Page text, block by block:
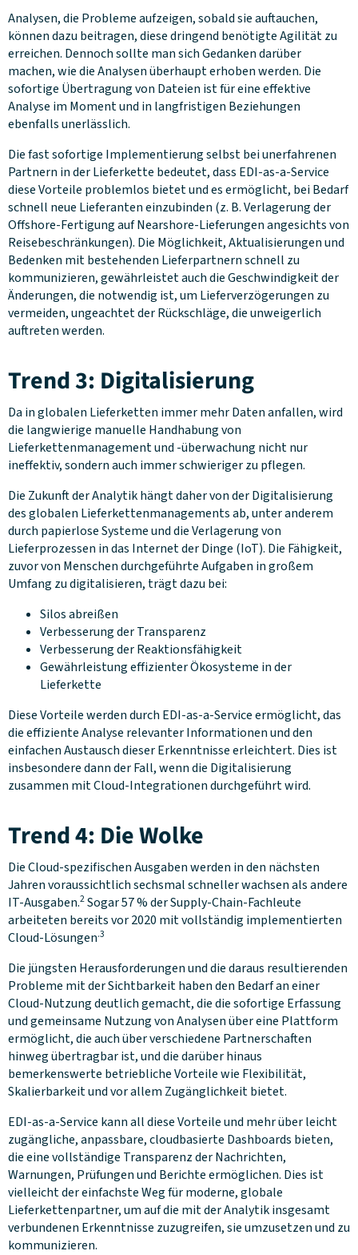
Analysen, die Probleme aufzeigen, sobald sie auftauchen,
können dazu beitragen, diese dringend benötigte Agilität zu
erreichen. Dennoch sollte man sich Gedanken darüber
machen, wie die Analysen überhaupt erhoben werden. Die
sofortige Übertragung von Dateien ist für eine effektive
Analyse im Moment und in langfristigen Beziehungen
ebenfalls unerlässlich.
Die fast sofortige Implementierung selbst bei unerfahrenen
Partnern in der Lieferkette bedeutet, dass EDI-as-a-Service
diese Vorteile problemlos bietet und es ermöglicht, bei Bedarf
schnell neue Lieferanten einzubinden (z. B. Verlagerung der
Offshore-Fertigung auf Nearshore-Lieferungen angesichts von
Reisebeschränkungen). Die Möglichkeit, Aktualisierungen und
Bedenken mit bestehenden Lieferpartnern schnell zu
kommunizieren, gewährleistet auch die Geschwindigkeit der
Änderungen, die notwendig ist, um Lieferverzögerungen zu
vermeiden, ungeachtet der Rückschläge, die unweigerlich
auftreten werden.
Trend 3: Digitalisierung
Da in globalen Lieferketten immer mehr Daten anfallen, wird
die langwierige manuelle Handhabung von
Lieferkettenmanagement und -überwachung nicht nur
ineffektiv, sondern auch immer schwieriger zu pflegen.
Die Zukunft der Analytik hängt daher von der Digitalisierung
des globalen Lieferkettenmanagements ab, unter anderem
durch papierlose Systeme und die Verlagerung von
Lieferprozessen in das Internet der Dinge (IoT). Die Fähigkeit,
zuvor von Menschen durchgeführte Aufgaben in großem
Umfang zu digitalisieren, trägt dazu bei:
Silos abreißen
Verbesserung der Transparenz
Verbesserung der Reaktionsfähigkeit
Gewährleistung effizienter Ökosysteme in der
Lieferkette
Diese Vorteile werden durch EDI-as-a-Service ermöglicht, das
die effiziente Analyse relevanter Informationen und den
einfachen Austausch dieser Erkenntnisse erleichtert. Dies ist
insbesondere dann der Fall, wenn die Digitalisierung
zusammen mit Cloud-Integrationen durchgeführt wird.
Trend 4: Die Wolke
Die Cloud-spezifischen Ausgaben werden in den nächsten
Jahren voraussichtlich sechsmal schneller wachsen als andere
IT-Ausgaben.2Sogar 57 % der Supply-Chain-Fachleute
arbeiteten bereits vor 2020 mit vollständig implementierten
Cloud-Lösungen.3
Die jüngsten Herausforderungen und die daraus resultierenden
Probleme mit der Sichtbarkeit haben den Bedarf an einer
Cloud-Nutzung deutlich gemacht, die die sofortige Erfassung
und gemeinsame Nutzung von Analysen über eine Plattform
ermöglicht, die auch über verschiedene Partnerschaften
hinweg übertragbar ist, und die darüber hinaus
bemerkenswerte betriebliche Vorteile wie Flexibilität,
Skalierbarkeit und vor allem Zugänglichkeit bietet.
EDI-as-a-Service kann all diese Vorteile und mehr über leicht
zugängliche, anpassbare, cloudbasierte Dashboards bieten,
die eine vollständige Transparenz der Nachrichten,
Warnungen, Prüfungen und Berichte ermöglichen. Dies ist
vielleicht der einfachste Weg für moderne, globale
Lieferkettenpartner, um auf die mit der Analytik insgesamt
verbundenen Erkenntnisse zuzugreifen, sie umzusetzen und zu
kommunizieren.